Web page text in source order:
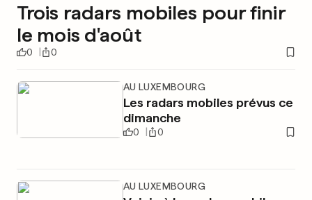
Trois radars mobiles pour finir
le mois d'août
0 0
AU LUXEMBOURG
Les radars mobiles prévus ce
dimanche
0 0
AU LUXEMBOURG